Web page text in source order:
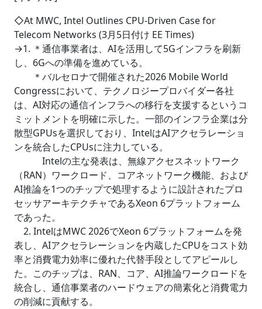
◇At MWC, Intel Outlines CPU-Driven Case for
Telecom Networks (3月5日付け EE Times)
→1. ＊通信事業者は、AIを活用して5Gインフラを刷新
し、6Gへの準備を進めている。
＊バルセロナで開催された2026 Mobile World
Congressにおいて、テクノロジープロバイダー各社
は、AI対応の通信インフラへの移行を支援するというコ
ミットメントを明確に示した。一部のインフラ企業は分
散型GPUsを選択しており、IntelはAIアクセラレーショ
ンを統合したCPUsに注力している。
Intelの主な発表は、無線アクセスネットワーク
（RAN）ワークロード、コアネットワーク機能、および
AI推論を1つのチップで処理するように設計されたプロ
セッサアーキテクチャであるXeon 6プラットフォーム
であった。
2. IntelはMWC 2026でXeon 6プラットフォームを発
表し、AIアクセラレーションを内蔵したCPUをコスト効
率と消費電力効率に優れた代替手段としてアピールし
た。このチップは、RAN、コア、AI推論ワークロードを
統合し、通信事業者のハードウェアの簡素化と消費電力
の削減に貢献する。